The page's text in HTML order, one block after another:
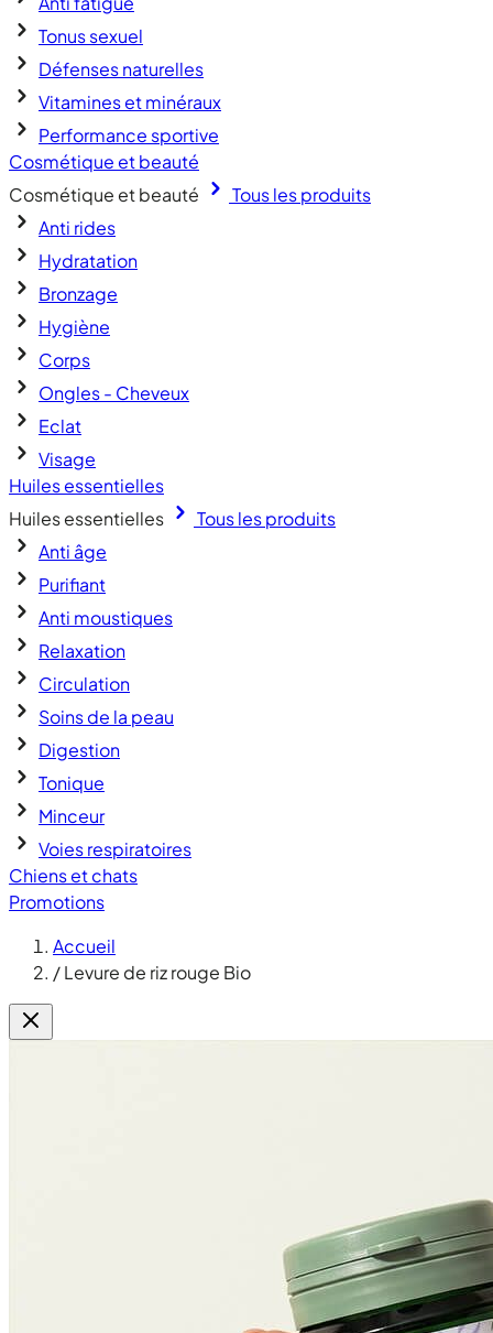
Tonus sexuel
Défenses naturelles
Vitamines et minéraux
Performance sportive
Cosmétique et beauté
Cosmétique et beauté
Tous les produits
Anti rides
Hydratation
Bronzage
Hygiène
Corps
Ongles - Cheveux
Eclat
Visage
Huiles essentielles
Huiles essentielles
Tous les produits
Anti âge
Purifiant
Anti moustiques
Relaxation
Circulation
Soins de la peau
Digestion
Tonique
Minceur
Voies respiratoires
Chiens et chats
Promotions
Accueil
/Levure de riz rouge Bio